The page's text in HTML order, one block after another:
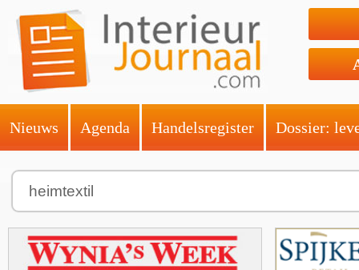
Nieuws Agenda Handelsregister Dossier: